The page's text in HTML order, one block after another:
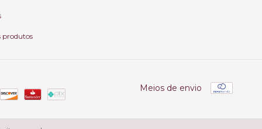
produtos
Meios de envio